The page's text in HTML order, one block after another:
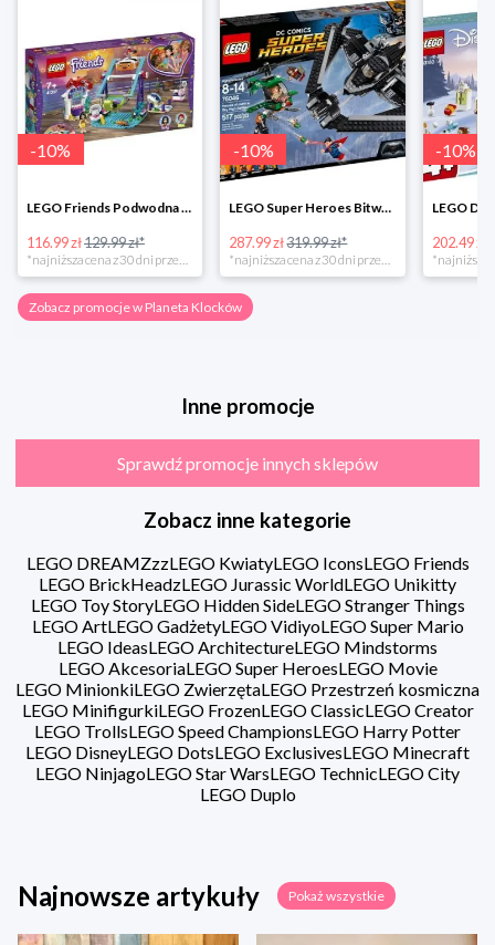
-10%
LEGO Friends Podwodna Frajda w super cenie
116.99 zł129.99 zł*
-10%
LEGO Super Heroes Bitwa powietrzna w super cenie
287.99 zł319.99 zł*
-10%
202.49 zł
Zobacz promocje w Planeta Klocków
Inne promocje
Sprawdź promocje innych sklepów
Zobacz inne kategorie
LEGO DREAMZzzLEGO KwiatyLEGO IconsLEGO Friends
LEGO BrickHeadzLEGO Jurassic WorldLEGO Unikitty
LEGO Toy StoryLEGO Hidden SideLEGO Stranger Things
LEGO ArtLEGO GadżetyLEGO VidiyoLEGO Super Mario
LEGO IdeasLEGO ArchitectureLEGO Mindstorms
LEGO AkcesoriaLEGO Super HeroesLEGO Movie
LEGO MinionkiLEGO ZwierzętaLEGO Przestrzeń kosmiczna
LEGO MinifigurkiLEGO FrozenLEGO ClassicLEGO Creator
LEGO TrollsLEGO Speed ChampionsLEGO Harry Potter
LEGO DisneyLEGO DotsLEGO ExclusivesLEGO Minecraft
LEGO NinjagoLEGO Star WarsLEGO TechnicLEGO City
LEGO Duplo
Najnowsze artykuły Pokaż wszystkie